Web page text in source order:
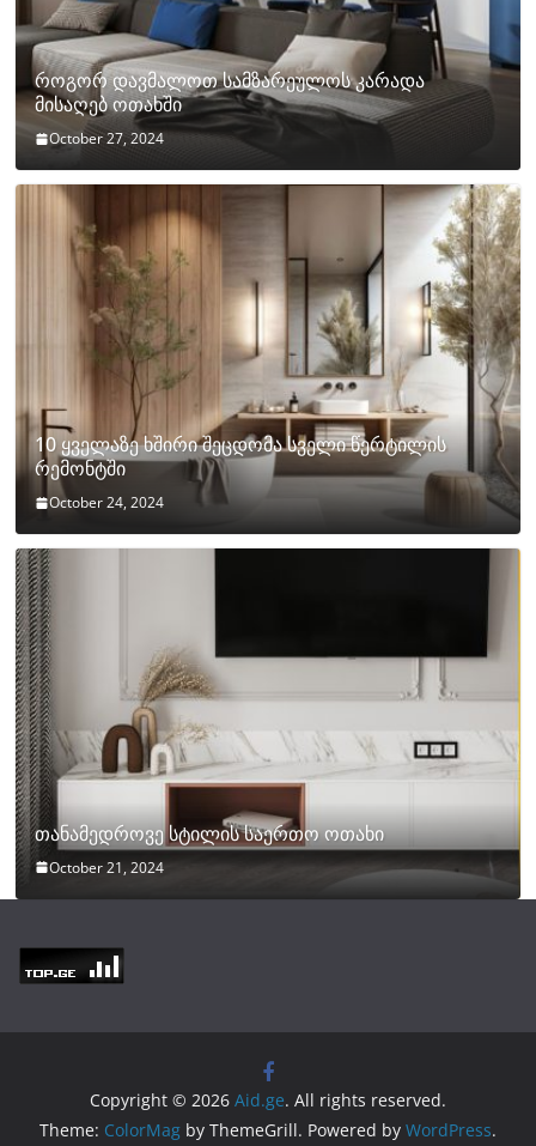
როგორ დავმალოთ სამზარეულოს კარადა
მისაღებ ოთახში
October 27, 2024
10 ყველაზე ხშირი შეცდომა სველი წერტილის
რემონტში
October 24, 2024
თანამედროვე სტილის საერთო ოთახი
October 21, 2024
Copyright © 2026 Aid.ge. All rights reserved.
Theme: ColorMag by ThemeGrill. Powered by WordPress.